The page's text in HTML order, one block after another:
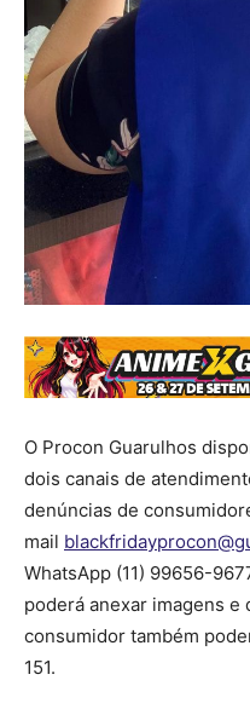
O Procon Guarulhos
dois canais de
denúncias de
mail
WhatsApp (11) 99656-
poderá anexar imagens e
consumidor também
151.